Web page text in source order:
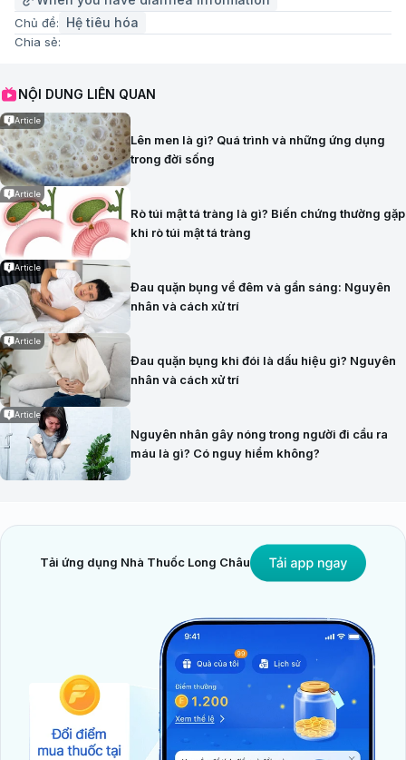
Chủ đề: Hệ tiêu hóa
Chia sẻ:
NỘI DUNG LIÊN QUAN
Article
Lên men là gì? Quá trình và những ứng dụng
trong đời sống
Article
Rò túi mật tá tràng là gì? Biến chứng thường gặp
khi rò túi mật tá tràng
Article
Đau quặn bụng về đêm và gần sáng: Nguyên
nhân và cách xử trí
Article
Đau quặn bụng khi đói là dấu hiệu gì? Nguyên
nhân và cách xử trí
Article
Nguyên nhân gây nóng trong người đi cầu ra
máu là gì? Có nguy hiểm không?
Tải ứng dụng Nhà Thuốc Long Châu